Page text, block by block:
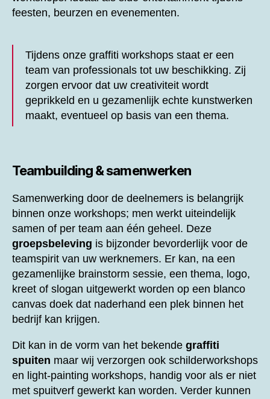
feesten, beurzen en evenementen.
Tijdens onze graffiti workshops staat er een
team van professionals tot uw beschikking. Zij
zorgen ervoor dat uw creativiteit wordt
geprikkeld en u gezamenlijk echte kunstwerken
maakt, eventueel op basis van een thema.
Teambuilding & samenwerken
Samenwerking door de deelnemers is belangrijk
binnen onze workshops; men werkt uiteindelijk
samen of per team aan één geheel. Deze
groepsbeleving is bijzonder bevorderlijk voor de
teamspirit van uw werknemers. Er kan, na een
gezamenlijke brainstorm sessie, een thema, logo,
kreet of slogan uitgewerkt worden op een blanco
canvas doek dat naderhand een plek binnen het
bedrijf kan krijgen.
Dit kan in de vorm van het bekende graffiti
spuiten maar wij verzorgen ook schilderworkshops
en light-painting workshops, handig voor als er niet
met spuitverf gewerkt kan worden. Verder kunnen